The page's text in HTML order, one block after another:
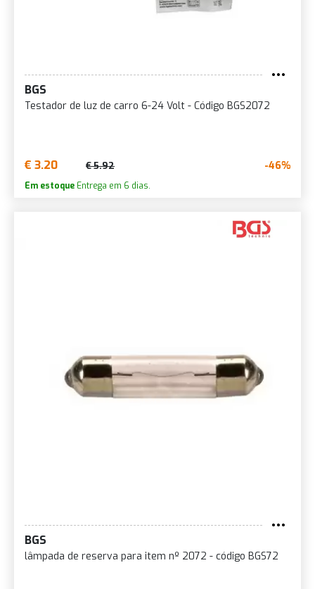
BGS
Testador de luz de carro 6-24 Volt - Código BGS2072
€ 3.20 € 5.92 -46%
Em estoque Entrega em 6 dias.
BGS
lâmpada de reserva para item nº 2072 - código BGS72